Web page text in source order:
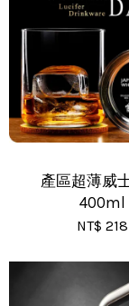
黑貓(包裹
• 黑貓(包裹
•黑貓(包裹
產區超薄威
400ml
NT$ 218